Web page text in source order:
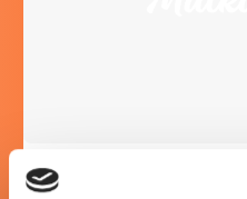
Paleo: krämig